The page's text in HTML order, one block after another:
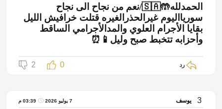
الحمدلله🤲🇸🇦/نعم من نجاح الى نجاح
سوريااليوم غيرالحذرالغيره قتلت خرافيش الليل
بقايا الأجرام العلوي والمدالأجرامي الساقط
وأحزابه تتخبط صبح وليل📱⏰
رد 0
2
3 يوسف 7 يوليو 2026 03:39 م